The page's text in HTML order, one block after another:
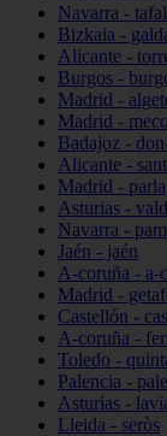
Navarra -
Bizkaia -
Alicante -
Burgos -
Madrid -
Madrid - meco
Badajoz -
Alicante -
Madrid - parla
Asturias -
Navarra -
Jaén - jaén
A-coruña - a-
Madrid -
Castellón -
A-coruña -
Toledo -
Palencia -
Asturias -
Lleida - seròs